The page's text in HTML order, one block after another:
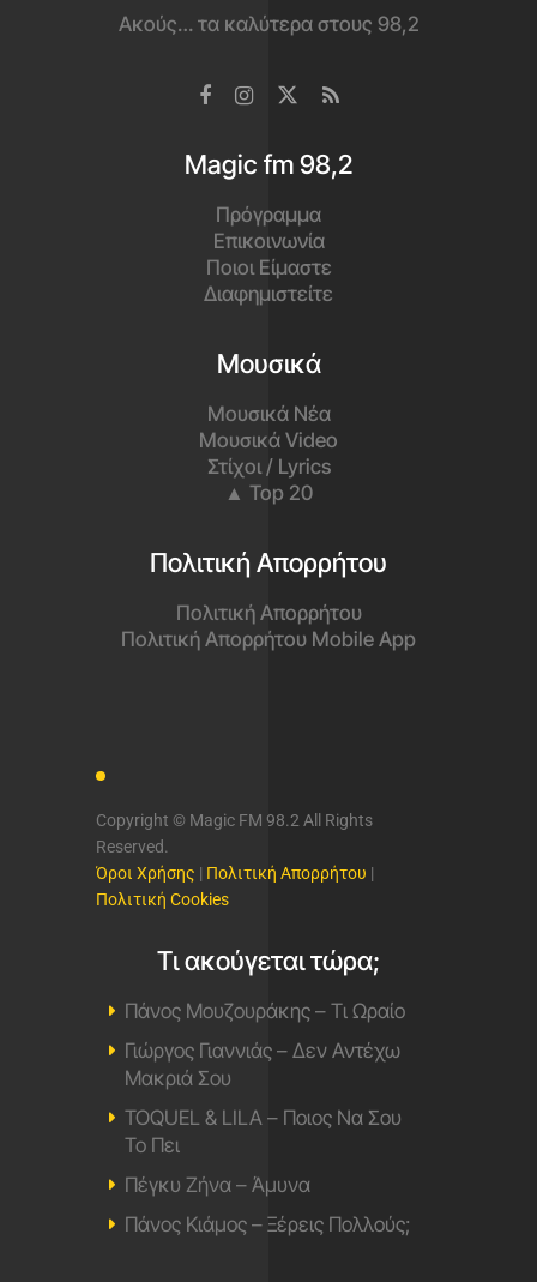
Ακούς… τα καλύτερα στους 98,2
Magic fm 98,2
Πρόγραμμα
Επικοινωνία
Ποιοι Είμαστε
Διαφημιστείτε
Μουσικά
Μουσικά Νέα
Μουσικά Video
Στίχοι / Lyrics
▲ Top 20
Πολιτική Απορρήτου
Πολιτική Απορρήτου
Πολιτική Απορρήτου Mobile App
Copyright © Magic FM 98.2 All Rights
Reserved.
Όροι Χρήσης | Πολιτική Απορρήτου |
Πολιτική Cookies
Τι ακούγεται τώρα;
Πάνος Μουζουράκης – Τι Ωραίο
Γιώργος Γιαννιάς – Δεν Αντέχω
Μακριά Σου
TOQUEL & LILA – Ποιος Να Σου
Το Πει
Πέγκυ Ζήνα – Άμυνα
Πάνος Κιάμος – Ξέρεις Πολλούς;